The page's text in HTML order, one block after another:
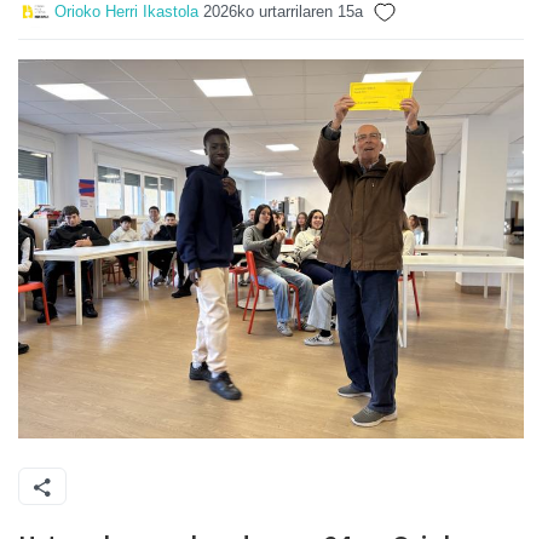
Orioko Herri Ikastola 2026ko urtarrilaren 15a